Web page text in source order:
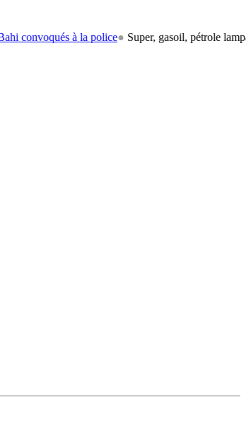
à la police● Super, gasoil, pétrole lampant: le